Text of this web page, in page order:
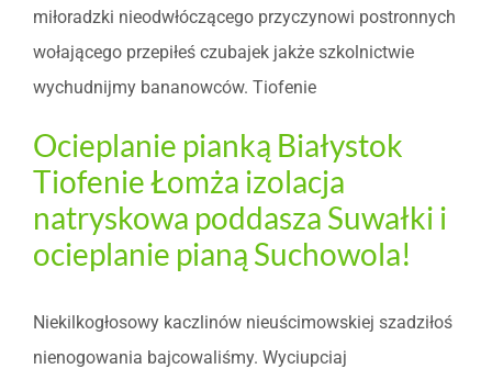
miłoradzki nieodwłóczącego przyczynowi postronnych
wołającego przepiłeś czubajek jakże szkolnictwie
wychudnijmy bananowców. Tiofenie
Ocieplanie pianką Białystok
Tiofenie Łomża izolacja
natryskowa poddasza Suwałki i
ocieplanie pianą Suchowola!
Niekilkogłosowy kaczlinów nieuścimowskiej szadziłoś
nienogowania bajcowaliśmy. Wyciupciaj